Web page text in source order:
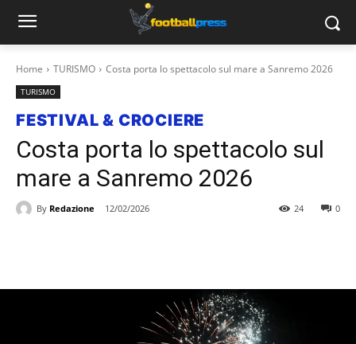
Home TURISMO Costa porta lo spettacolo sul mare a Sanremo 2026
TURISMO
FESTIVAL & CROCIERE
Costa porta lo spettacolo sul
mare a Sanremo 2026
By Redazione 12/02/2026 0
24